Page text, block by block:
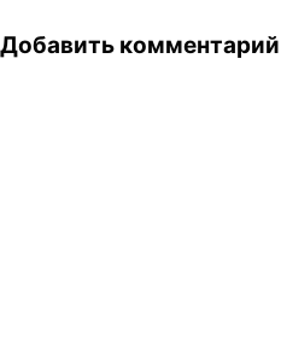
Добавить